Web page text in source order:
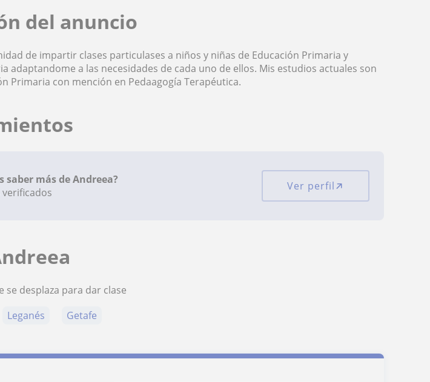
del anuncio
de impartir clases particulases a niños y niñas de Educación Primaria y
adaptandome a las necesidades de cada uno de ellos. Mis estudios actuales son
Primaria con mención en Pedaagogía Terapéutica.
saber más de Andreea?
Ver perfil
se desplaza para dar clase
Leganés Getafe